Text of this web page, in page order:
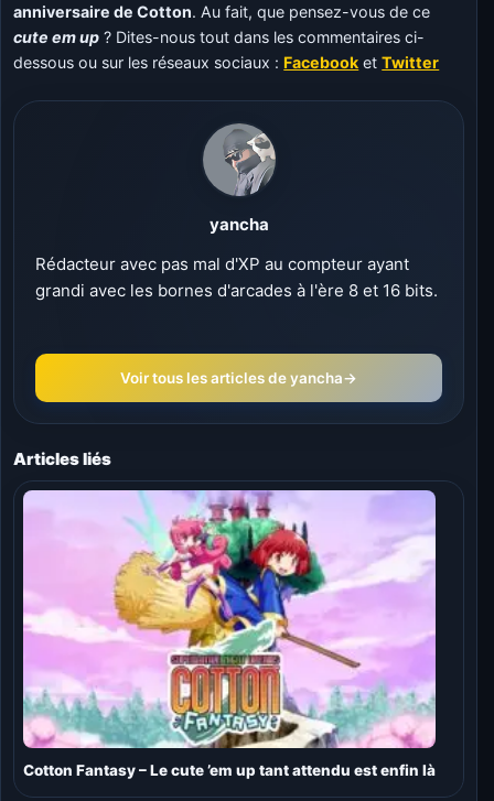
anniversaire de Cotton. Au fait, que pensez-vous de ce
cute em up ? Dites-nous tout dans les commentaires ci-
dessous ou sur les réseaux sociaux :Facebook etTwitter
yancha
Rédacteur avec pas mal d'XP au compteur ayant
grandi avec les bornes d'arcades à l'ère 8 et 16 bits.
Voir tous les articles de yancha→
Articles liés
Cotton Fantasy – Le cute ’em up tant attendu est enfin là